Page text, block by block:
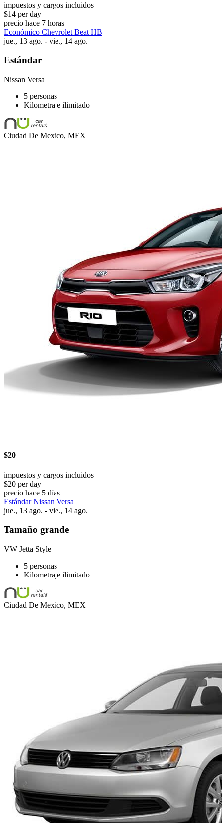
impuestos y cargos incluidos
$14 per day
precio hace 7 horas
Económico Chevrolet Beat HB
jue., 13 ago. - vie., 14 ago.
Estándar
Nissan Versa
5 personas
Kilometraje ilimitado
Ciudad De Mexico, MEX
$20
impuestos y cargos incluidos
$20 per day
precio hace 5 días
Estándar Nissan Versa
jue., 13 ago. - vie., 14 ago.
Tamaño grande
VW Jetta Style
5 personas
Kilometraje ilimitado
Ciudad De Mexico, MEX